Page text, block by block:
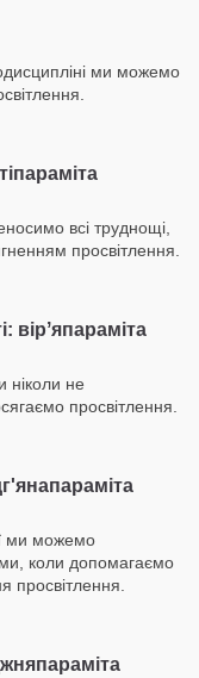
ми можемо
всі труднощі,
просвітлення.
вірʼяпараміта
ніколи не
просвітлення.
ми можемо
коли допомагаємо
просвітлення.